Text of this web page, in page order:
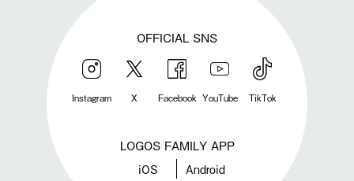
OFFICIAL SNS
Instagram X Facebook YouTube TikTok
LOGOS FAMILY APP
iOS Android